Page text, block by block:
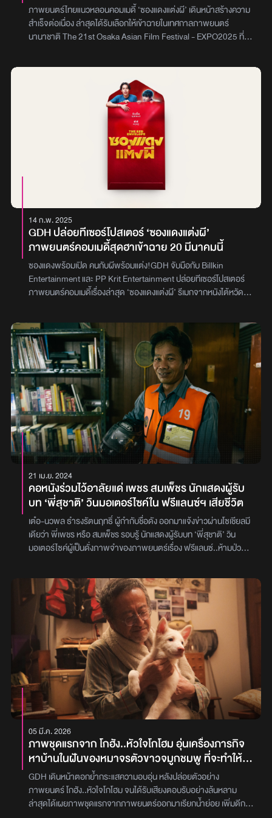
ภาพยนตร์ไทยแนวหลอนคอมเมดี้ ‘ซองแดงแต่งผี’ เดินหน้าสร้างความ
สำเร็จต่อเนื่อง ล่าสุดได้รับเลือกให้เข้าฉายในเทศกาลภาพยนตร์
นานาชาติ The 21st Osaka Asian Film Festival - EXPO2025 ที่
ผู้ชมชาวญี่ปุ่นอย่างเป็นทางการ หรือในฐานะ Japan Premiereไม่เพียง
แค่นั้น ‘ซองแดงแต่งผี’ ยังได้รับเลือกให้เข้าฉายในสาย Competition
หรือสายประกวดหลักของเทศกาล ซึ่งเป็นเวทีสำคัญที่ภาพยนตร์จาก
ทั่วเอเชียจะได้ร่วมชิงรางวัลในหลากหลายสาขาสำหรับ The 21st
Osaka Asian Film Festival - EXPO2025 จะจัดขึ้นระหว่างวันที่ 29
สิงหาคม – 7 กันยายน 2025 ณ Osaka City Central Public Hall
โดยภาพยนตร์เรื่อง ‘ซองแดงแต่งผี’ จะมีรอบฉายทั้งหมด 2 รอบ ได้แก่
วันจันทร์ที่ 1 กันยายน 2025 เวลา 19:00 น. และวันเสาร์ที่ 6 กันยายน
2025 เวลา 10:00 น. ที่ ABC Hallนับเป็นอีกหนึ่งก้าวสำคัญของวงการ
ภาพยนตร์ไทย ที่สามารถก้าวไปสู่สายตาผู้ชมระดับนานาชาติ พร้อม
ร่วมลุ้นความสำเร็จของ ‘ซองแดงแต่งผี’ บนเวทีระดับเอเชียครั้งนี้ไปด้วย
กันภาพ : GDH
14 ก.พ. 2025
GDH ปล่อยทีเซอร์โปสเตอร์ ‘ซองแดงแต่งผี’
ภาพยนตร์คอมเมดี้สุดฮาเข้าฉาย 20 มีนาคมนี้
ซองแดงพร้อมเปิด คนกับผีพร้อมแต่ง!GDH จับมือกับ Billkin
Entertainment และ PP Krit Entertainment ปล่อยทีเซอร์โปสเตอร์
ภาพยนตร์คอมเมดี้เรื่องล่าสุด ‘ซองแดงแต่งผี’ รีเมกจากหนังไต้หวัดสุด
กับเรื่องราวสุดป่วนของคนกับผี นำแสดงโดย บิวกิ้น พุฒิพงศ์ ในบท ‘ค๊น
คน’ และ พีพี กฤษฏ์ ในบท ‘ผี๊ผี’ ที่ต้องมาร่วมชะตากรรมกันอย่างไม่
คาดฝันภาพยนตร์เรื่องนี้กำกับโดย หมู-ชยนพ บุญประกอบ ผู้กำกับ
มากฝีมือจากภาพยนตร์สุดฮิต FRIEND ZONE ระวัง..สิ้นสุดทาง
เพื่อน พร้อมด้วยโปรดิวเซอร์อย่าง โต้ง-บรรจง ปิสัญธนะกูล และ ตั้ม-
วีรชัย ใหญ่กว่าวงศ์ ผู้สร้างความสำเร็จจาก พี่มาก..พระโขนง การัน
ตีความสนุกสุดฮาที่ผู้ชมไม่ควรพลาด‘ซองแดงแต่งผี’ พร้อมมาสร้าง
เสียงหัวเราะและความอบอุ่นให้กับทุกคนในโรงภาพยนตร์ 20 มีนาคมนี้
เตรียมตัวให้พร้อมแล้วไปสนุกกันภาพ : GDH
21 เม.ย. 2024
คอหนังร่วมไว้อาลัยแด่ เพชร สมเพ็ชร นักแสดงผู้รับ
บท ‘พี่สุชาติ’ วินมอเตอร์ไซค์ใน ฟรีแลนซ์ฯ เสียชีวิต
เต๋อ-นวพล ธำรงรัตนฤทธิ์ ผู้กำกับชื่อดัง ออกมาแจ้งข่าวผ่านโซเชียลมี
เดียว่า พี่เพชร หรือ สมเพ็ชร รอบรู้ นักแสดงผู้รับบท ‘พี่สุชาติ’ วิน
มอเตอร์ไซค์ผู้เป็นดั่งภาพจำของภาพยนตร์เรื่อง ฟรีแลนซ์..ห้ามป่วย
คอหนังเข้าไปร่วมแสดงความเสียใจ และไว้อาลัยสำหรับการจากไปครั้งนี้
โดย เต๋อ นวพล ได้เขียนบอกเล่าถึงเรื่องราวความผูกพันที่มีต่อ พี่เพชร
และตัวละคร ‘พี่สุชาติ’ เอาไว้ว่า“วันนี้เพิ่งทราบข่าวการจากไปของพี่
เพชร ที่รับบทเป็นพี่สุชาติ ในฟรีแลนซ์ ห้ามป่วย ห้ามพัก ห้ามรักหมอ
ด้วยความที่เราไม่ได้เจอกันนาน ประกอบพี่เพชร ปกติทำงานเป็นพ่อ
ครัวในกองถ่ายต่างๆไม่ได้ประจำกับที่ใดที่หนึ่ง กว่าข่าวจะเดินทางมาถึง
ผม ก็ล่วงเลยเวลามาเกือบสัปดาห์ (ขอบคุณน้องเปียว ชนาธิป ผกก. ที่
เท็กซ์แจ้งมาให้ทราบนะครับ) เลยอาจจะมาแจ้งข่าวกับทุกคนได้ช้ากว่าคน
อื่นไปหน่อย ก็ต้องขออภัยด้วย“ผมไม่ได้เจอพี่เพชร นานพอสมควร ครั้ง
สุดท้ายเจอในกองถ่ายใครสักคนลืมไปแล้ว แต่ผมจำพี่เพชรได้เสมอ คน
อื่นอาจจะจำพี่เพชรเป็นทีม catering สำหรับผมพี่เพชรเป็นนักแสดง
ของผมเสมอ เสียดายอย่างเดียวที่ปีหน้า ฟรีแลนซ์จะครบรอบ 10 ปี พี่
เพชรเป็นหนึ่งในคนที่ผมจะเชิญมาร่วมงานฉายแน่นอน แต่พี่เพชรบิดมอ
ไซค์จากเราไปเสียก่อน“หน้าที่หนึ่งของภาพยนตร์ คือ การบันทึกบุคคลที่
เราเคยพบเอาไว้ให้คงอยู่ตลอดไป ทุกครั้งที่ฟรีแลนซ์ฉายขึ้นบนจอ พี่
สุชาติจะได้พาเจ๋ขึ้นมอไซค์ของเขาอีกครั้ง และพี่เพชรจะกลับมามีชีวิต
อีกครั้งเสมอ RIP อีกครั้งครับ”นอกจากนี้ เต๋อ ยังเล่าถึงที่มาที่ไปของตัว
ละคร ‘พี่สุชาติ’ ที่กลายมาเป็นไวรัลและคำพูดติดปากของหลาย ๆ
05 มี.ค. 2026
ภาพชุดแรกจาก โกฮัง..หัวใจโกโฮม อุ่นเครื่องภารกิจ
หาบ้านในฝันของหมาจรตัวขาวจมูกชมพู ที่จะทำให้
หัวใจพองโต
GDH เดินหน้าตอกย้ำกระแสความอบอุ่น หลังปล่อยตัวอย่าง
ภาพยนตร์ โกฮัง..หัวใจโกโฮม จนได้รับเสียงตอบรับอย่างล้นหลาม
ล่าสุดได้เผยภาพชุดแรกจากภาพยนตร์ออกมาเรียกน้ำย่อย เพิ่มดีกรี